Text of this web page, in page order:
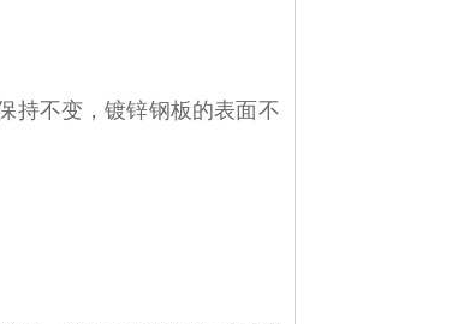
持不变，镀锌钢板的表面不